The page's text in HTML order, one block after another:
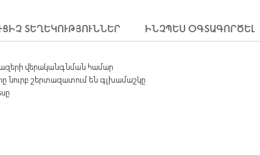
ՏԵՂԵԿՈՒԹՅՈՒՆՆԵՐ ԻՆՉՊԵՍ ՕԳՏԱԳՈՐԾԵԼ
վերականգնման համար
նուրբ շերտազատում են գլխամաշկը